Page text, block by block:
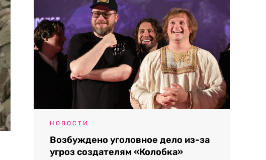
НОВОСТИ
Возбуждено уголовное дело из-за
угроз создателям «Колобка»